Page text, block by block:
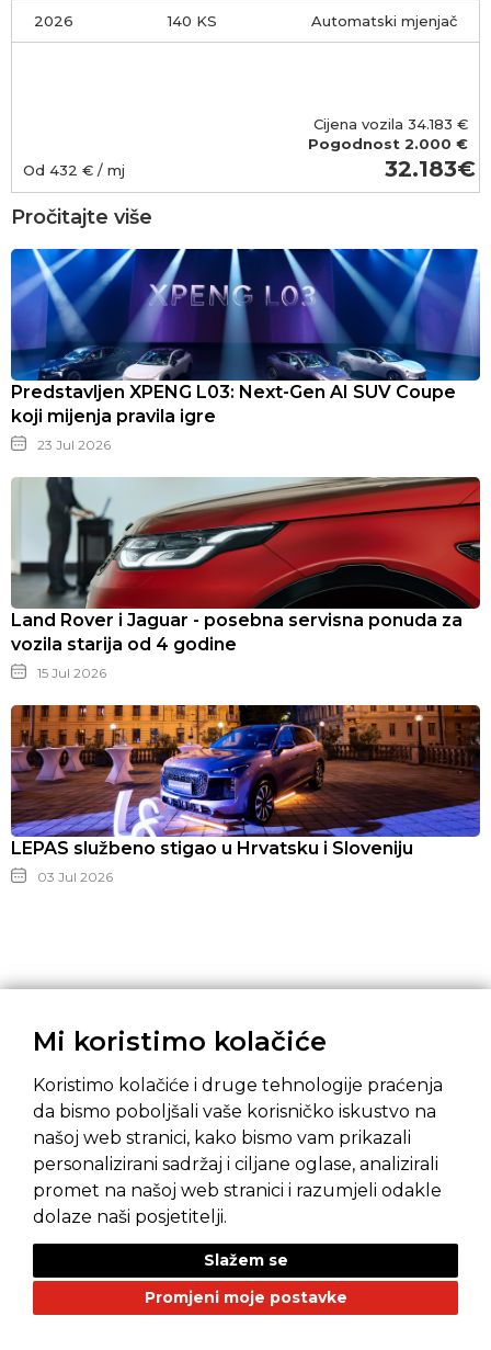
Mi koristimo kolačiće
Koristimo kolačiće i druge tehnologije praćenja
da bismo poboljšali vaše korisničko iskustvo na
našoj web stranici, kako bismo vam prikazali
personalizirani sadržaj i ciljane oglase, analizirali
promet na našoj web stranici i razumjeli odakle
dolaze naši posjetitelji.
Slažem se
Promjeni moje postavke
2026 140 KS Automatski mjenjač
Cijena vozila 34.183 €
Pogodnost 2.000 €
Od 432 € / mj 32.183
Pročitajte više
Predstavljen XPENG L03: Next-Gen AI SUV Coupe
koji mijenja pravila igre
23 Jul 2026
Land Rover i Jaguar - posebna servisna ponuda za
vozila starija od 4 godine
15 Jul 2026
LEPAS službeno stigao u Hrvatsku i Sloveniju
03 Jul 2026
Pravila privatnosti Opći uvjeti prodaje
NAŠI BRANDOVI